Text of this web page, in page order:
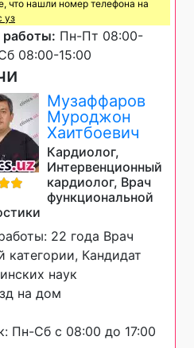
что нашли номер телефона на
уз
работы: Пн-Пт 08:00-
08:00-15:00
Музаффаров
Муроджон
Хаитбоевич
Кардиолог,
Интервенционный
кардиолог, Врач
функциональной
22 года Врач
категории, Кандидат
наук
на дом
Пн-Сб с 08:00 до 17:00